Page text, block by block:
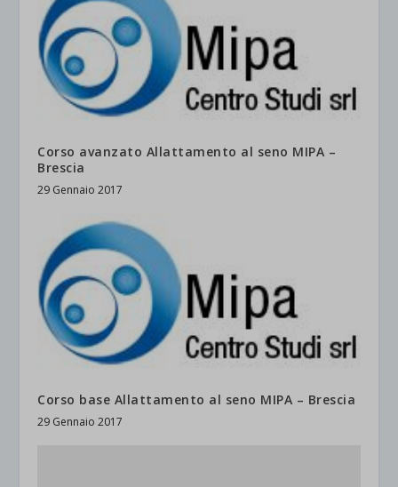
Corso avanzato Allattamento al seno MIPA –
Brescia
29 Gennaio 2017
Corso base Allattamento al seno MIPA – Brescia
29 Gennaio 2017